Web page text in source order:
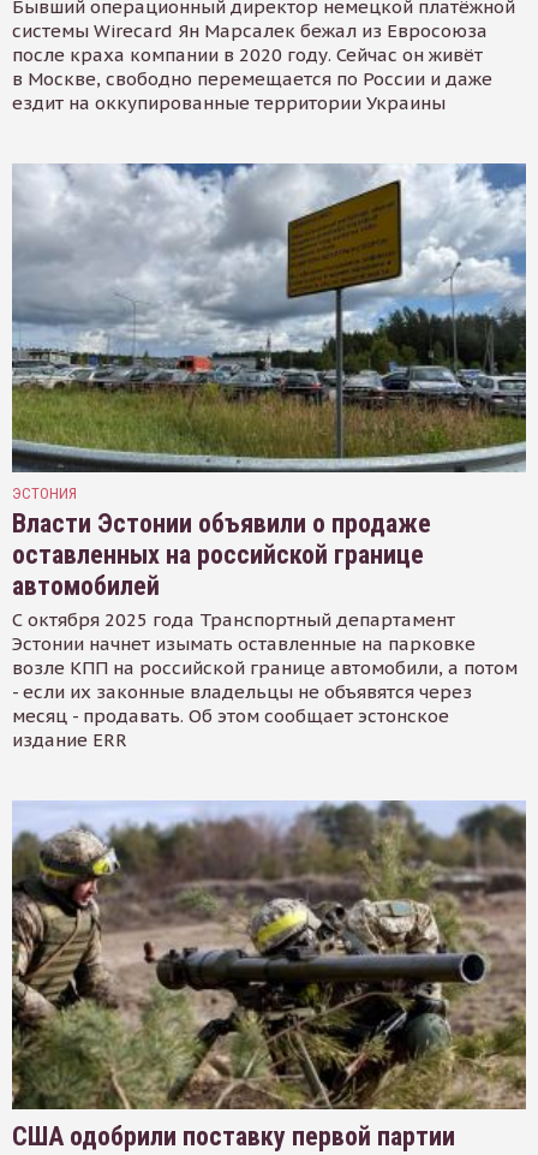
Бывший операционный директор немецкой платёжной
системы Wirecard Ян Марсалек бежал из Евросоюза
после краха компании в 2020 году. Сейчас он живёт
в Москве, свободно перемещается по России и даже
ездит на оккупированные территории Украины
ЭСТОНИЯ
Власти Эстонии объявили о продаже
оставленных на российской границе
автомобилей
С октября 2025 года Транспортный департамент
Эстонии начнет изымать оставленные на парковке
возле КПП на российской границе автомобили, а потом
- если их законные владельцы не объявятся через
месяц - продавать. Об этом сообщает эстонское
издание ERR
США одобрили поставку первой партии